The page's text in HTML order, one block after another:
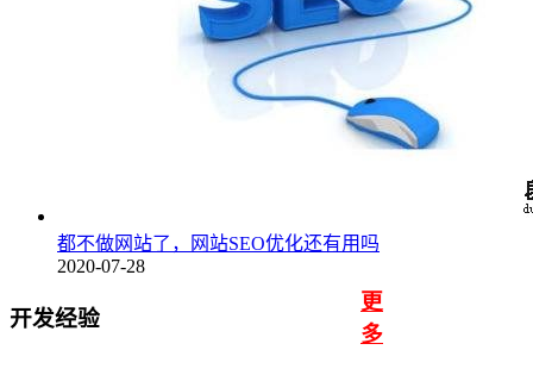
都不做网站了，网站SEO优化还有用吗
2020-07-28
开发经验
更
多